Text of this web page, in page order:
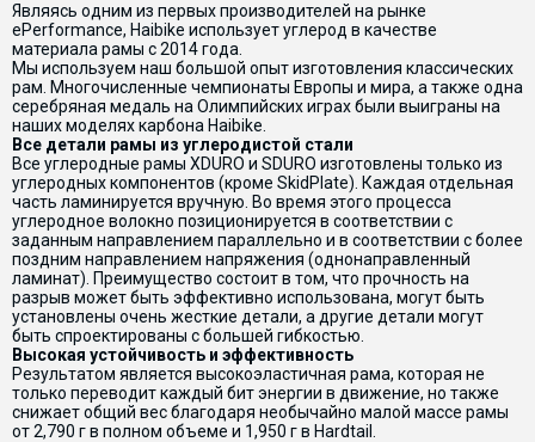
Являясь одним из первых производителей на рынке
ePerformance, Haibike использует углерод в качестве
материала рамы с 2014 года.
Мы используем наш большой опыт изготовления классических
рам. Многочисленные чемпионаты Европы и мира, а также одна
серебряная медаль на Олимпийских играх были выиграны на
наших моделях карбона Haibike.
Все детали рамы из углеродистой стали
Все углеродные рамы XDURO и SDURO изготовлены только из
углеродных компонентов (кроме SkidPlate). Каждая отдельная
часть ламинируется вручную. Во время этого процесса
углеродное волокно позиционируется в соответствии с
заданным направлением параллельно и в соответствии с более
поздним направлением напряжения (однонаправленный
ламинат). Преимущество состоит в том, что прочность на
разрыв может быть эффективно использована, могут быть
установлены очень жесткие детали, а другие детали могут
быть спроектированы с большей гибкостью.
Высокая устойчивость и эффективность
Результатом является высокоэластичная рама, которая не
только переводит каждый бит энергии в движение, но также
снижает общий вес благодаря необычайно малой массе рамы
от 2,790 г в полном объеме и 1,950 г в Hardtail.